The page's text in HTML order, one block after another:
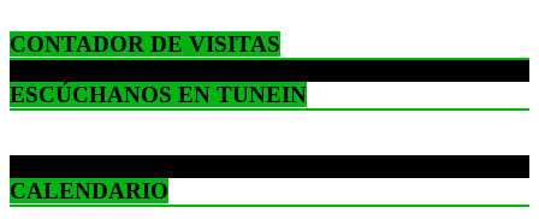
CONTADOR DE VISITAS
ESCÚCHANOS EN TUNEIN
CALENDARIO